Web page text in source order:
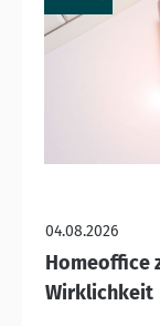
04.08.2026
Homeoffice
Wirklichkeit